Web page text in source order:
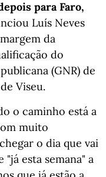
para Faro,
Luís Neves
da
do
(GNR) de
Viseu.
o caminho está a
muito
o dia que vai
esta semana" a